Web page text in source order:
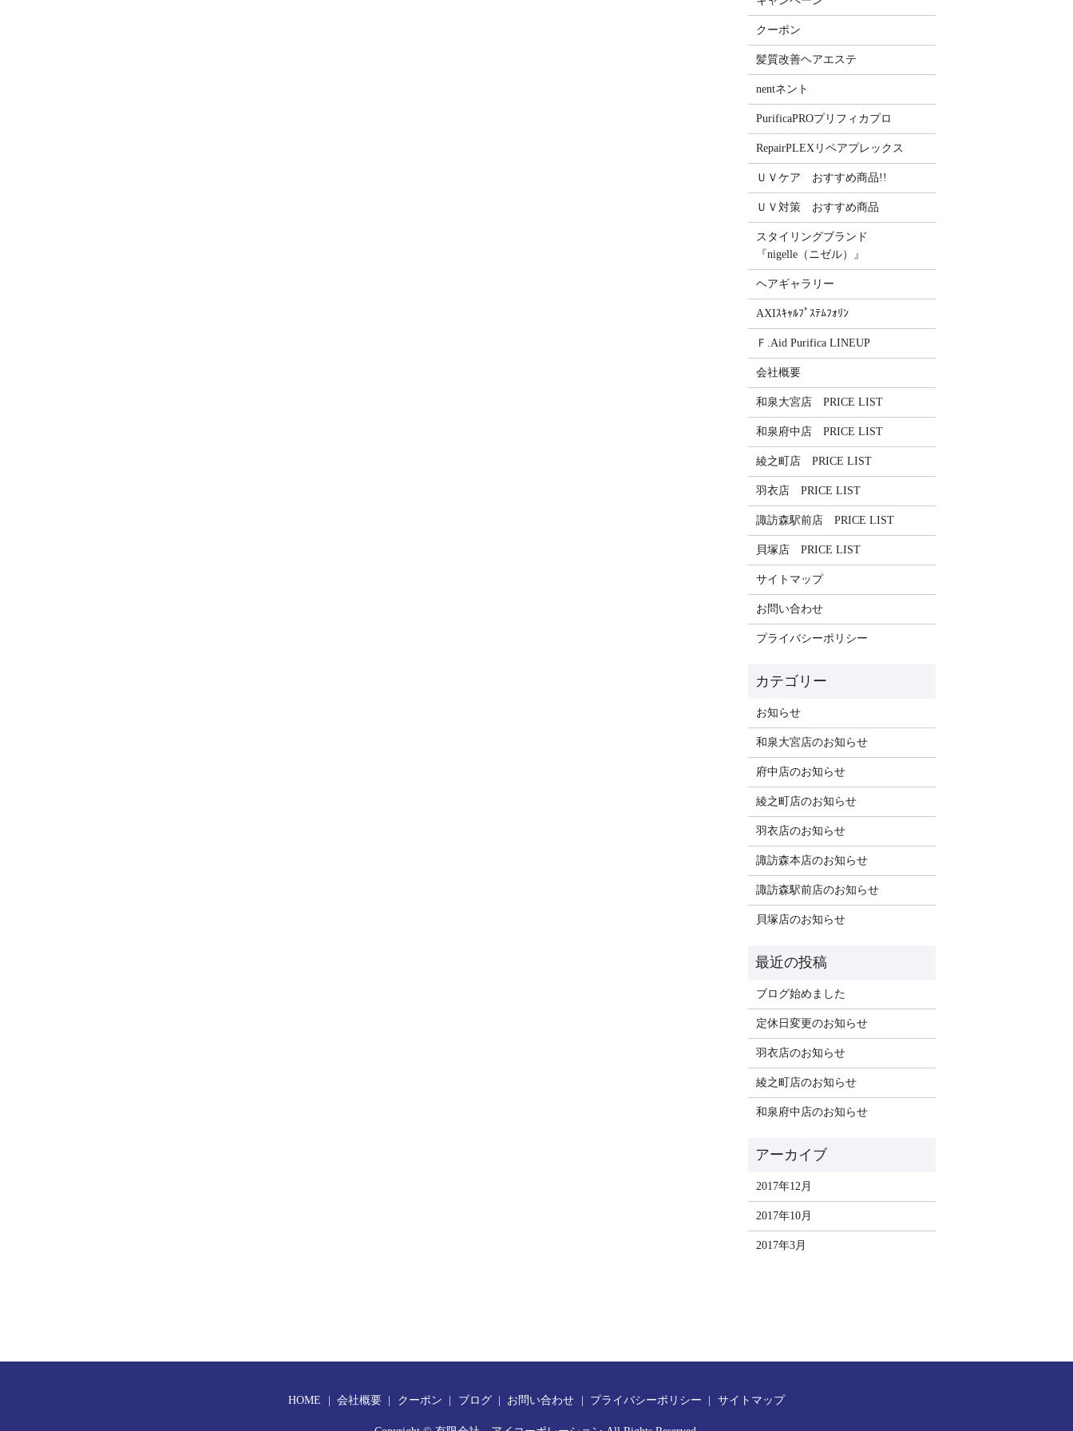
クーポン
髪質改善ヘアエステ
nentネント
PurificaPROプリフィカプロ
RepairPLEXリペアプレックス
ＵＶケア おすすめ商品!!
ＵＶ対策 おすすめ商品
スタイリングブランド
『nigelle（ニゼル）』
ヘアギャラリー
AXIｽｷｬﾙﾌﾟｽﾃﾑﾌｫﾘﾝ
Ｆ.Aid Purifica LINEUP
会社概要
和泉大宮店 PRICE LIST
和泉府中店 PRICE LIST
綾之町店 PRICE LIST
羽衣店 PRICE LIST
諏訪森駅前店 PRICE LIST
貝塚店 PRICE LIST
サイトマップ
お問い合わせ
プライバシーポリシー
お知らせ
和泉大宮店のお知らせ
府中店のお知らせ
綾之町店のお知らせ
羽衣店のお知らせ
諏訪森本店のお知らせ
諏訪森駅前店のお知らせ
貝塚店のお知らせ
ブログ始めました
定休日変更のお知らせ
羽衣店のお知らせ
綾之町店のお知らせ
和泉府中店のお知らせ
2017年12月
2017年10月
2017年3月
HOME 会社概要 クーポン ブログ お問い合わせ プライバシーポリシー サイトマップ